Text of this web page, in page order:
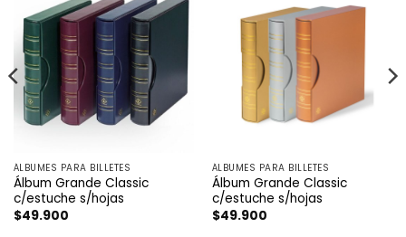
ÁLBUMES PARA BILLETES
Álbum Grande Classic
c/estuche s/hojas
$49.900
ÁLBUMES PARA BILLETES
Álbum Grande Classic
c/estuche s/hojas
$49.900